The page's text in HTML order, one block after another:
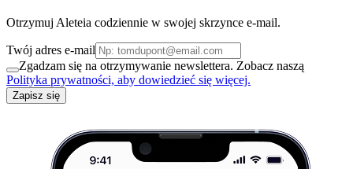
Otrzymuj Aleteia codziennie w swojej skrzynce e-mail.
Twój adres e-mail
Zgadzam się na otrzymywanie newslettera. Zobacz naszą
Polityka prywatności, aby dowiedzieć się więcej.
Zapisz się